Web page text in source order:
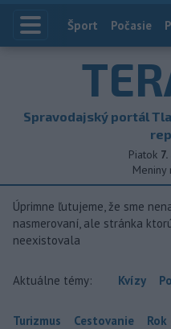
Index
Šport Počasie
Spravodajský portál
Piatok
Meniny
Úprimne ľutujeme, že sme
nasmerovaní, ale stránka
neexistovala
Aktuálne témy: Kvízy
Turizmus Cestovanie